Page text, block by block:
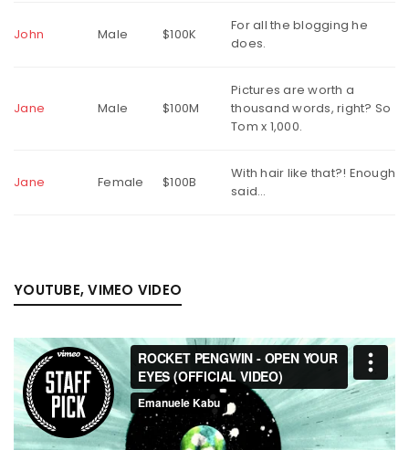
John Male $100K
For all the blogging he
does.
Jane Male $100M
Pictures are worth a
thousand words, right? So
Tom x 1,000.
Jane Female $100B
With hair like that?! Enough
said…
YOUTUBE, VIMEO VIDEO